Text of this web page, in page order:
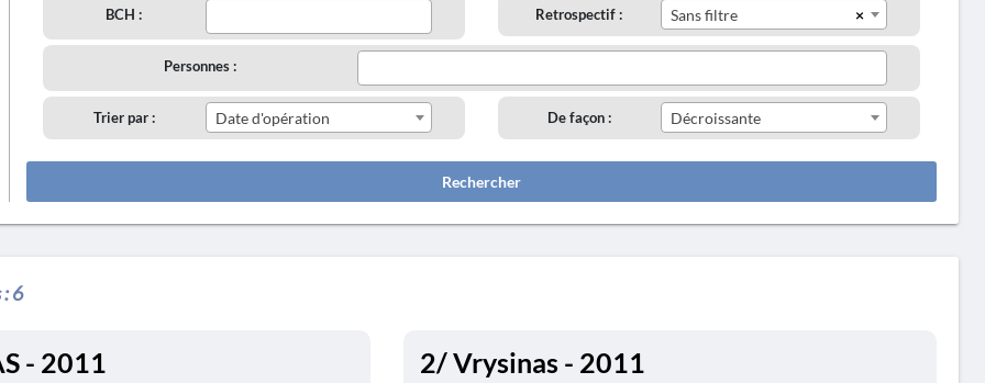
BCH : Retrospectif : ×
Sans filtre
Personnes :
Trier par : Date d'opération De façon : Décroissante
Rechercher
:6
- 2011 2/ Vrysinas - 2011